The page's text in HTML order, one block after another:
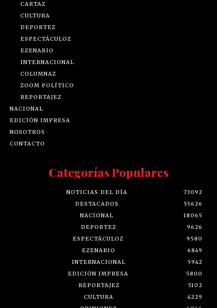
CARTAZ
CULTURA
DEPORTEZ
ESPECTÁCULOZ
EZENARIO
INTERNACIONAL
COLUMNAZ
ZOOM POLÍTICO
REPORTAJEZ
NACIONAL
EDICIÓN IMPRESA
NOSOTROS
CONTACTO
Categorías Populares
NOTICIAS DEL DÍA
73092
DESTACADOS
55626
NACIONAL
18065
DEPORTEZ
9626
ESPECTÁCULOZ
9580
EZENARIO
6849
INTERNACIONAL
5942
EDICIÓN IMPRESA
5800
REPORTAJEZ
5102
CULTURA
4229